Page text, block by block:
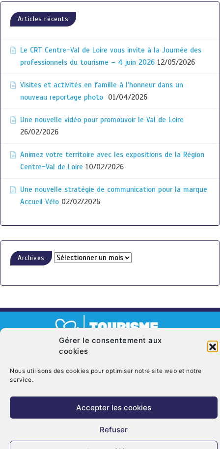
Gérer le consentement aux
cookies
Nous utilisons des cookies pour optimiser notre site web et notre
service.
Accepter les cookies
Refuser
Articles récents
Le CRT Centre-Val de Loire vous invite à la Journée des
professionnels du tourisme – 4 juin 2026 12/05/2026
Visites et activités en famille à l’honneur dans un
nouveau reportage photo
01/04/2026
Une nouvelle vidéo pour promouvoir le Val de Loire
26/02/2026
Animez votre territoire avec les expositions de la Région
Centre-Val de Loire 10/02/2026
Une nouvelle stratégie de communication pour la marque
Accueil Vélo 02/02/2026
Archives
© Copyright 2026. CRT Centre-Val De Loire
Qui sommes nous ? Mentions légales Politique de cookies (UE)